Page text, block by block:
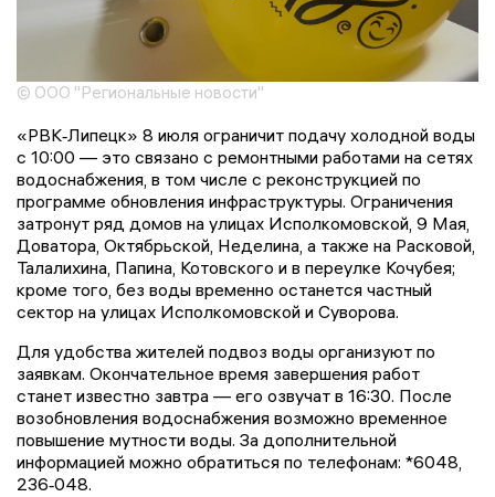
© ООО "Региональные новости"
«РВК‑Липецк» 8 июля ограничит подачу холодной воды
с 10:00 — это связано с ремонтными работами на сетях
водоснабжения, в том числе с реконструкцией по
программе обновления инфраструктуры. Ограничения
затронут ряд домов на улицах Исполкомовской, 9 Мая,
Доватора, Октябрьской, Неделина, а также на Расковой,
Талалихина, Папина, Котовского и в переулке Кочубея;
кроме того, без воды временно останется частный
сектор на улицах Исполкомовской и Суворова.
Для удобства жителей подвоз воды организуют по
заявкам. Окончательное время завершения работ
станет известно завтра — его озвучат в 16:30. После
возобновления водоснабжения возможно временное
повышение мутности воды. За дополнительной
информацией можно обратиться по телефонам: *6048,
236‑048.